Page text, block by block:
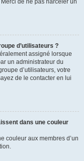
de ne pas harceler un
d’utilisateurs ?
assigné lorsque
un administrateur du
d’utilisateurs, votre
de le contacter en lui
dans une couleur
couleur aux membres d’un